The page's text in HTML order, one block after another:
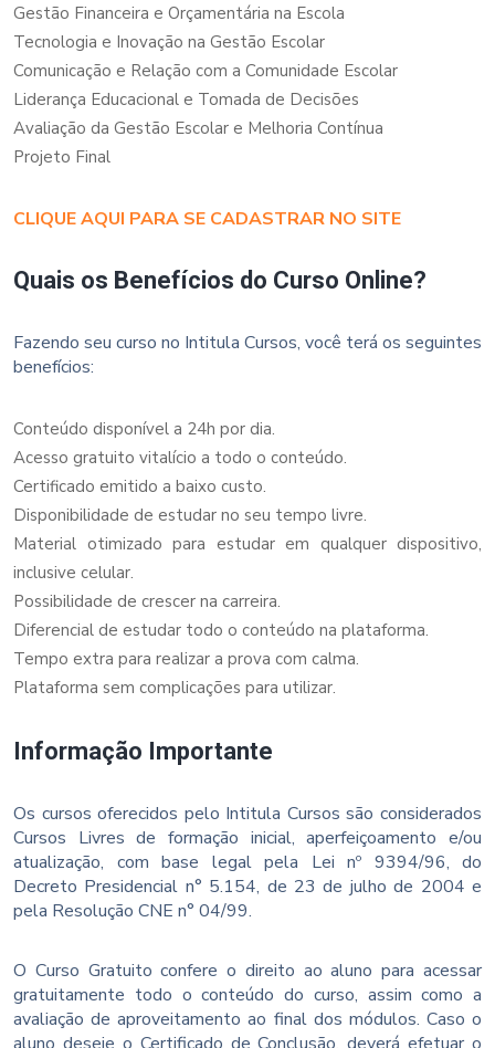
Gestão Financeira e Orçamentária na Escola
Tecnologia e Inovação na Gestão Escolar
Comunicação e Relação com a Comunidade Escolar
Liderança Educacional e Tomada de Decisões
Avaliação da Gestão Escolar e Melhoria Contínua
Projeto Final
CLIQUE AQUI PARA SE CADASTRAR NO SITE
Quais os Benefícios do Curso Online?
Fazendo seu curso no Intitula Cursos, você terá os seguintes
benefícios:
Conteúdo disponível a 24h por dia.
Acesso gratuito vitalício a todo o conteúdo.
Certificado emitido a baixo custo.
Disponibilidade de estudar no seu tempo livre.
Material otimizado para estudar em qualquer dispositivo,
inclusive celular.
Possibilidade de crescer na carreira.
Diferencial de estudar todo o conteúdo na plataforma.
Tempo extra para realizar a prova com calma.
Plataforma sem complicações para utilizar.
Informação Importante
Os cursos oferecidos pelo Intitula Cursos são considerados
Cursos Livres de formação inicial, aperfeiçoamento e/ou
atualização, com base legal pela Lei nº 9394/96, do
Decreto Presidencial n° 5.154, de 23 de julho de 2004 e
pela Resolução CNE n° 04/99.
O Curso Gratuito confere o direito ao aluno para acessar
gratuitamente todo o conteúdo do curso, assim como a
avaliação de aproveitamento ao final dos módulos. Caso o
aluno deseje o Certificado de Conclusão, deverá efetuar o